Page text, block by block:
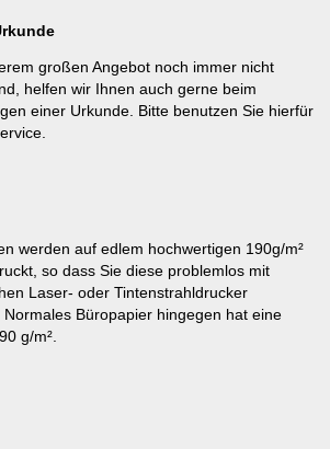
großen Angebot noch immer nicht
helfen wir Ihnen auch gerne beim
einer Urkunde. Bitte benutzen Sie hierfür
werden auf edlem hochwertigen 190g/m²
so dass Sie diese problemlos mit
Laser- oder Tintenstrahldrucker
Büropapier hingegen hat eine
g/m².